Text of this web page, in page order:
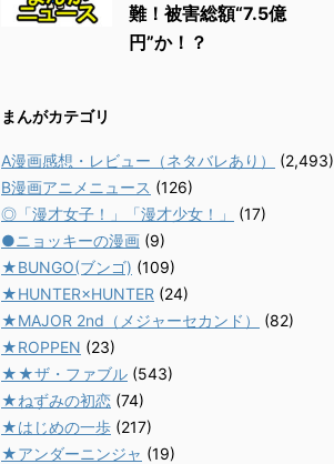
難！被害総額“7.5億
円”か！？
まんがカテゴリ
A漫画感想・レビュー（ネタバレあり）
(2,493)
B漫画アニメニュース (126)
◎「漫才女子！」「漫才少女！」
(17)
●ニョッキーの漫画 (9)
★BUNGO(ブンゴ) (109)
★HUNTER×HUNTER (24)
★MAJOR 2nd（メジャーセカンド）
(82)
★ROPPEN (23)
★★ザ・ファブル (543)
★ねずみの初恋 (74)
★はじめの一歩 (217)
★アンダーニンジャ (19)